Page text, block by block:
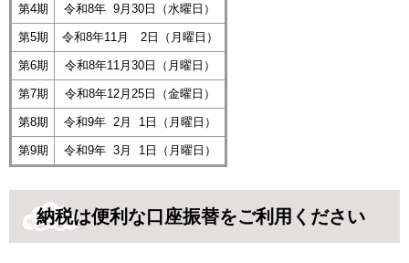
第4期 令和8年 9月30日（水曜日）
第5期 令和8年11月 2日（月曜日）
第6期 令和8年11月30日（月曜日）
第7期 令和8年12月25日（金曜日）
第8期 令和9年 2月 1日（月曜日）
第9期 令和9年 3月 1日（月曜日）
納税は便利な口座振替をご利用ください